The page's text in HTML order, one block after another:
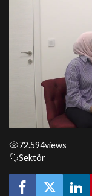
72.594views
Sektör